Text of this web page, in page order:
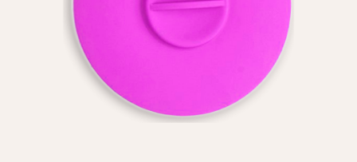
Оплата и доставка
Оптовым клиентам